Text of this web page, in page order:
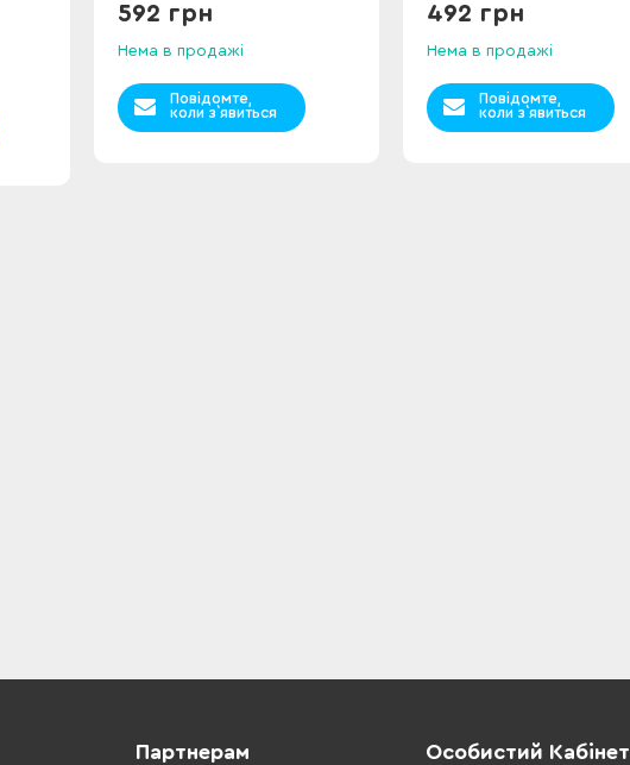
592 грн
Нема в продажі
Повідомте,
коли з`явиться
492 грн
Нема в продажі
Повідомте,
коли з`явиться
Партнерам Особистий Кабінет